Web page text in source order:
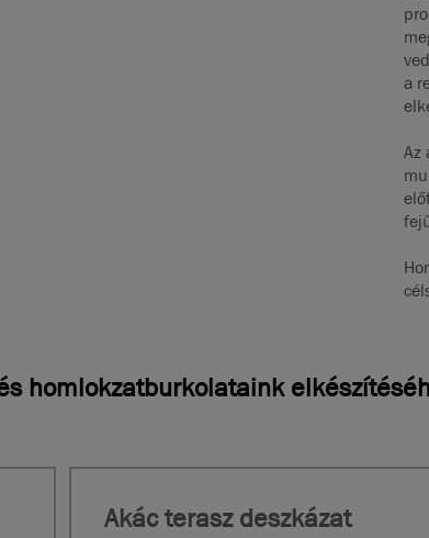
a
Az
homlokzatburkolataink
Akác terasz deszkázat